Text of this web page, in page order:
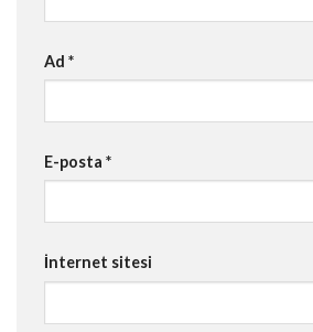
Ad *
E-posta *
İnternet sitesi